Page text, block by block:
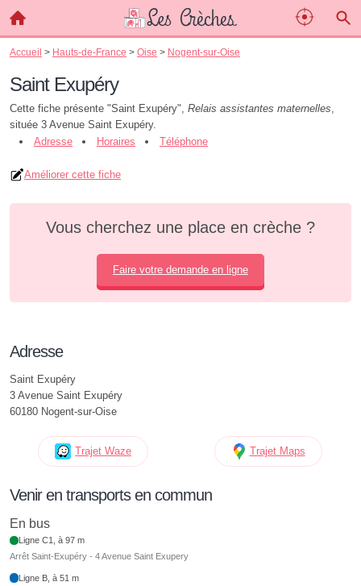
Accueil > Hauts-de-France > Oise > Nogent-sur-Oise
Saint Exupéry
Cette fiche présente "Saint Exupéry", Relais assistantes maternelles,
située 3 Avenue Saint Exupéry.
Adresse
Horaires Téléphone
Améliorer cette fiche
Vous cherchez une place en crèche ?
Faire votre demande en ligne
Adresse
Saint Exupéry
3 Avenue Saint Exupéry
60180 Nogent-sur-Oise
Trajet Waze Trajet Maps
Venir en transports en commun
En bus
Ligne C1, à 97 m
Arrêt Saint-Exupéry - 4 Avenue Saint Exupery
Ligne B, à 51 m